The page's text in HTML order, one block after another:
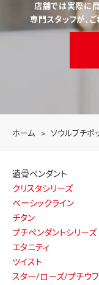
ホーム ソウルプチポ
店舗では実際に
専門スタッフが、
遺骨ペンダント
クリスタシリーズ
ベーシックライン
チタン
プチペンダントシリーズ
エタニティ
ツイスト
スター/ローズ/プチウフ